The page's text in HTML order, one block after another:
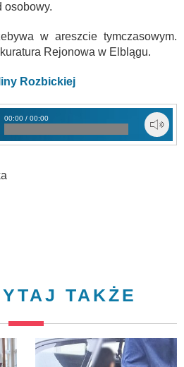
osobowy.
w areszcie tymczasowym.
Rejonowa w Elblągu.
Rozbickiej
00:00 / 00:00
TAKŻE